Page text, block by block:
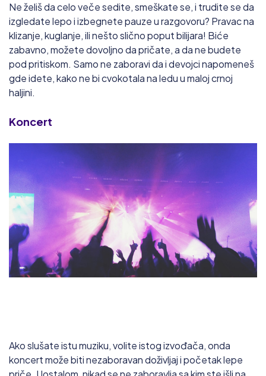
Ne želiš da celo veče sedite, smeškate se, i trudite se da
izgledate lepo i izbegnete pauze u razgovoru? Pravac na
klizanje, kuglanje, ili nešto slično poput bilijara! Biće
zabavno, možete dovoljno da pričate, a da ne budete
pod pritiskom. Samo ne zaboravi da i devojci napomeneš
gde idete, kako ne bi cvokotala na ledu u maloj crnoj
haljini.
Koncert
Ako slušate istu muziku, volite istog izvođača, onda
koncert može biti nezaboravan doživljaj i početak lepe